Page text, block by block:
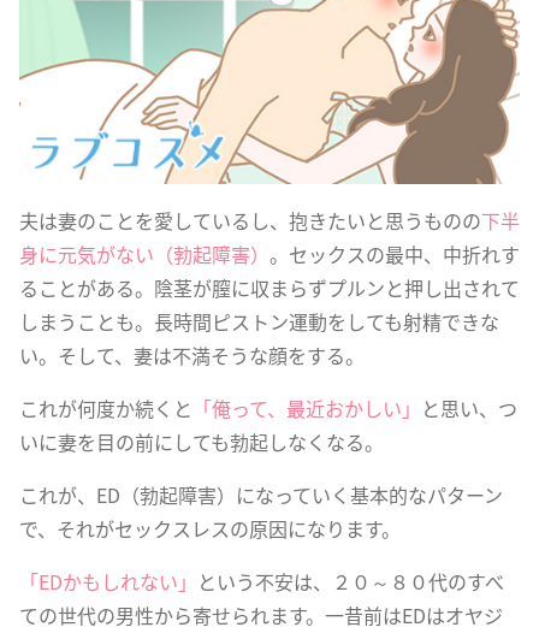
夫は妻のことを愛しているし、抱きたいと思うものの下半
身に元気がない（勃起障害） 。セックスの最中、中折れす
ることがある。陰茎が膣に収まらずプルンと押し出されて
しまうことも。長時間ピストン運動をしても射精できな
い。そして、妻は不満そうな顔をする。
これが何度か続くと 「俺って、最近おかしい」 と思い、つ
いに妻を目の前にしても勃起しなくなる。
これが、ED（勃起障害）になっていく基本的なパターン
で、それがセックスレスの原因になります。
「EDかもしれない」 という不安は、２０～８０代のすべ
ての世代の男性から寄せられます。一昔前はEDはオヤジ